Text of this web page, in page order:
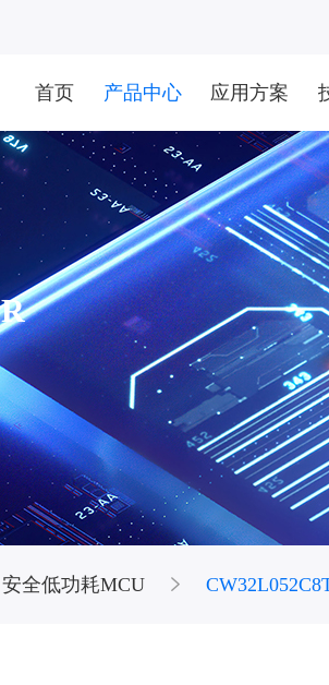
首页 产品中心 应用方案
安全低功耗MCU